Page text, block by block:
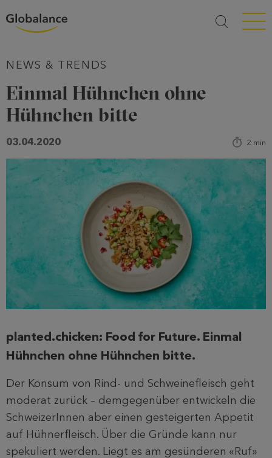
Menü
NEWS & TRENDS
Einmal Hühnchen ohne
Hühnchen bitte
03.04.2020 2 min
planted.chicken: Food for Future. Einmal
Hühnchen ohne Hühnchen bitte.
Der Konsum von Rind- und Schweinefleisch geht
moderat zurück – demgegenüber entwickeln die
SchweizerInnen aber einen gesteigerten Appetit
auf Hühnerfleisch. Über die Gründe kann nur
spekuliert werden. Liegt es am gesünderen «Ruf»